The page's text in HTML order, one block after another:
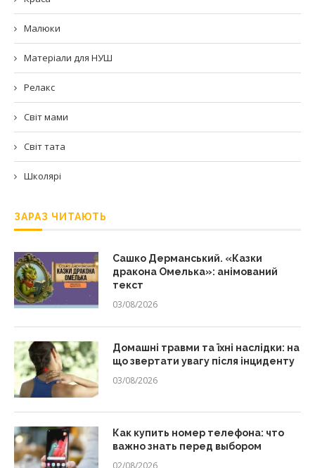
Малюки
Матеріали для НУШ
Релакс
Світ мами
Світ тата
Школярі
ЗАРАЗ ЧИТАЮТЬ
Сашко Дерманський. «Казки
дракона Омелька»: анімований
текст
03/08/2026
Домашні травми та їхні наслідки: на
що звертати увагу після інциденту
03/08/2026
Как купить номер телефона: что
важно знать перед выбором